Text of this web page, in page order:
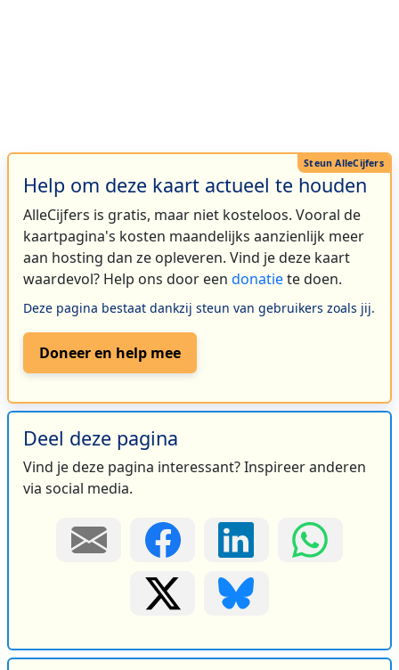
Help om deze kaart actueel te houden
AlleCijfers is gratis, maar niet kosteloos. Vooral de
kaartpagina's kosten maandelijks aanzienlijk meer
aan hosting dan ze opleveren. Vind je deze kaart
waardevol? Help ons door een donatiete doen.
Deze pagina bestaat dankzij steun van gebruikers zoals jij.
Doneer en help mee
Deel deze pagina
Vind je deze pagina interessant? Inspireer anderen
via social media.